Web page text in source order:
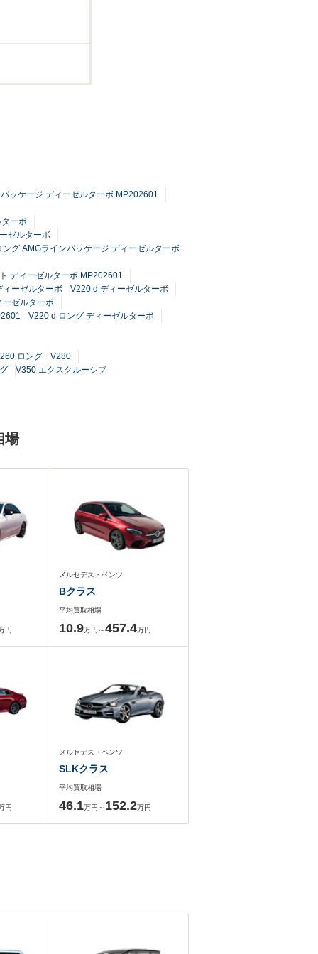
ッケージ ディーゼルターボ MP202601
ーボ
ゼルターボ
グ AMGラインパッケージ ディーゼルターボ
ディーゼルターボ MP202601
ィーゼルターボ
V220 d ディーゼルターボ
ーゼルターボ
V220 d ロング ディーゼルターボ
ロング
V280
V350 エクスクルーシブ
場
円
メルセデス・ベンツ
Bクラス
平均買取相場
10.9万円～457.4万円
円
メルセデス・ベンツ
SLKクラス
平均買取相場
46.1万円～ 152.2万円